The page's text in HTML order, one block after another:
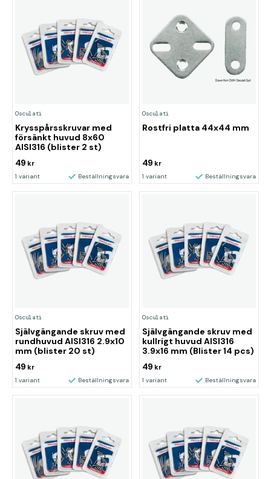
Osculati
Krysspårsskruvar med
försänkt huvud 8x60
AISI316 (blister 2 st)
49 kr
1 variant Beställningsvara
Osculati
Rostfri platta 44x44 mm
49 kr
1 variant Beställningsvara
Osculati
Självgängande skruv med
rundhuvud AISI316 2.9x10
mm (blister 20 st)
49 kr
1 variant Beställningsvara
Osculati
Självgängande skruv med
kullrigt huvud AISI316
3.9x16 mm (Blister 14 pcs)
49 kr
1 variant Beställningsvara